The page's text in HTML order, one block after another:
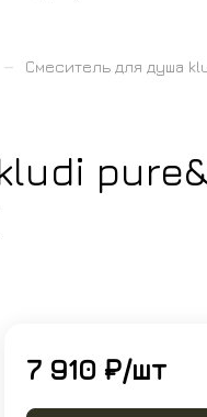
–
Смеситель для душа
7 910 ₽/шт